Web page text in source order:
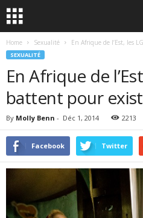
Home Sexualité En Afrique de l’Est, les
SEXUALITÉ
En Afrique de
battent pour
By Molly Benn - Déc 1, 2014 2213
Facebook Twitter